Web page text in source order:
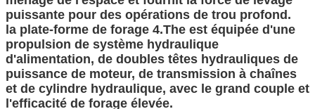
puissante pour des opérations de trou profond.
la plate-forme de forage 4.The est équipée d'une
propulsion de système hydraulique
d'alimentation, de doubles têtes hydrauliques de
puissance de moteur, de transmission à chaînes
et de cylindre hydraulique, avec le grand couple et
l'efficacité de forage élevée.